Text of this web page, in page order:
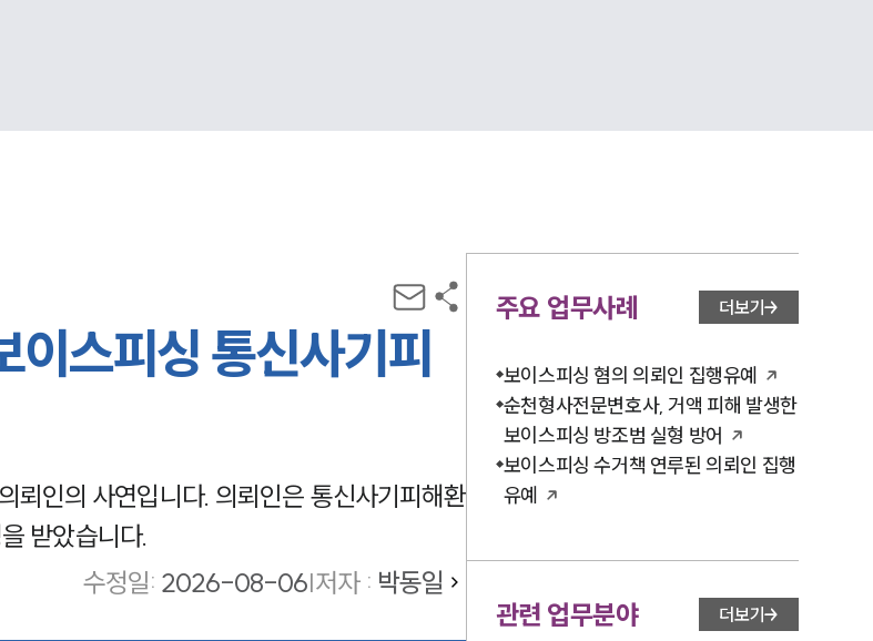
스피싱 통신사기피
뢰인의 사연입니다. 의뢰인은 통신사기피해환
받았습니다.
수정일: 2026-08-06|저자 : 박동일
주요 업무사례 더보기
보이스피싱 혐의 의뢰인 집행유예
순천형사전문변호사, 거액 피해 발생한
보이스피싱 방조범 실형 방어
보이스피싱 수거책 연루된 의뢰인 집행
유예
관련 업무분야 더보기